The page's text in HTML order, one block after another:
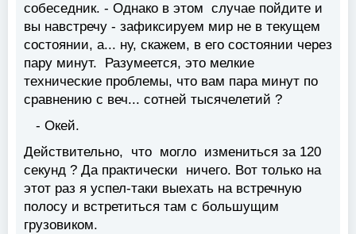
собеседник. - Однако в этом случае пойдите и
вы навстречу - зафиксируем мир не в текущем
состоянии, а... ну, скажем, в его состоянии через
пару минут. Разумеется, это мелкие
технические проблемы, что вам пара минут по
сравнению с веч... сотней тысячелетий ?
- Окей.
Действительно, что могло измениться за 120
секунд ? Да практически ничего. Вот только на
этот раз я успел-таки выехать на встречную
полосу и встретиться там с большущим
грузовиком.